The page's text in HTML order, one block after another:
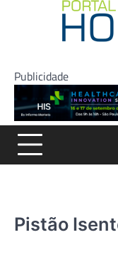
Publicidade
Pistão